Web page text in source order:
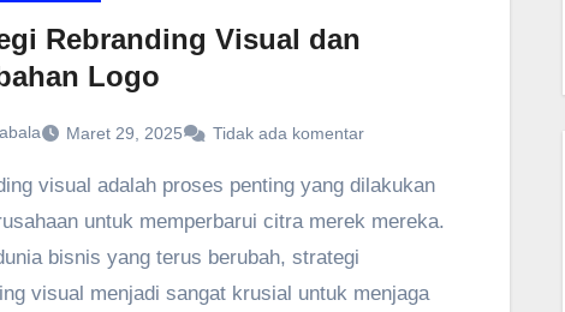
Rebranding Visual dan
Logo
Maret 29, 2025 Tidak ada komentar
visual adalah proses penting yang dilakukan
untuk memperbarui citra merek mereka.
bisnis yang terus berubah, strategi
visual menjadi sangat krusial untuk menjaga